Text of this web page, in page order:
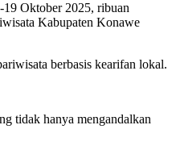
19 Oktober 2025, ribuan
Kabupaten Konawe
berbasis kearifan lokal.
tidak hanya mengandalkan